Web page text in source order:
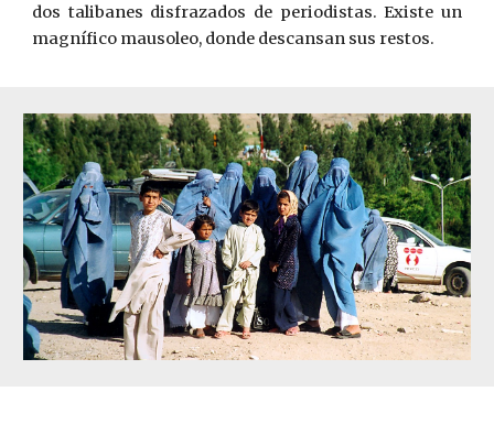
dos talibanes disfrazados de periodistas. Existe un
magnífico mausoleo, donde descansan sus restos.